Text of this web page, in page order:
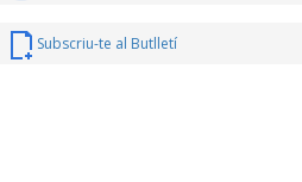
Subscriu-te al Butlletí